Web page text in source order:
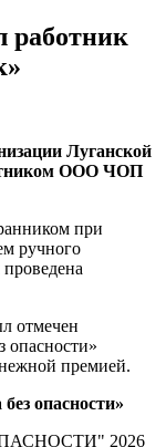
работник
Луганской
ООО ЧОП
при
ручного
отмечен
премией.
опасности»
2026